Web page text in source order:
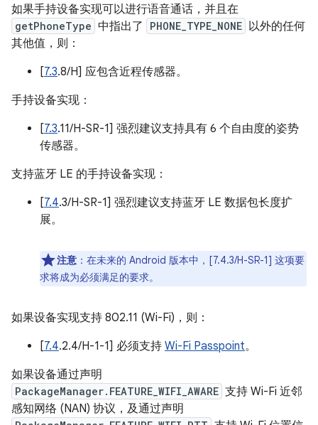
如果手持设备实现可以进行语音通话，并且在
getPhoneType 中指出了 PHONE_TYPE_NONE 以外的任何
其他值，则：
[7.3.8/H] 应包含近程传感器。
手持设备实现：
[7.3.11/H-SR-1] 强烈建议支持具有 6 个自由度的姿势
传感器。
支持蓝牙 LE 的手持设备实现：
[7.4.3/H-SR-1] 强烈建议支持蓝牙 LE 数据包长度扩
展。
注意 ：在未来的 Android 版本中，[7.4.3/H-SR-1] 这项要
求将成为必须满足的要求。
如果设备实现支持 802.11 (Wi-Fi)，则：
[7.4.2.4/H-1-1] 必须支持 Wi-Fi Passpoint。
如果设备通过声明
PackageManager.FEATURE_WIFI_AWARE 支持 Wi-Fi 近邻
感知网络 (NAN) 协议，及通过声明